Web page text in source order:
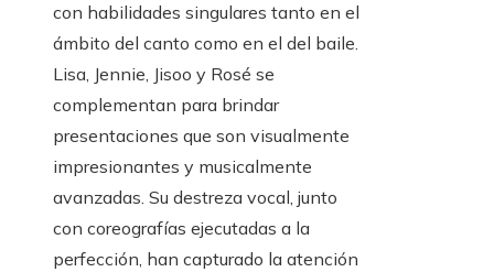
con habilidades singulares tanto en el
ámbito del canto como en el del baile.
Lisa, Jennie, Jisoo y Rosé se
complementan para brindar
presentaciones que son visualmente
impresionantes y musicalmente
avanzadas. Su destreza vocal, junto
con coreografías ejecutadas a la
perfección, han capturado la atención